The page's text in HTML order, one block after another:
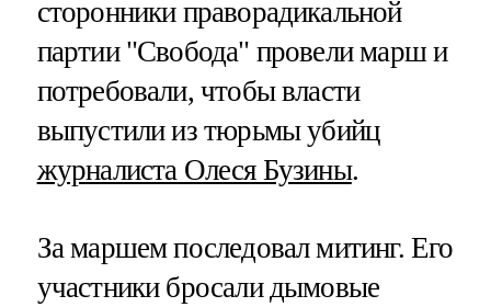
сторонники праворадикальной
партии "Свобода" провели марш и
потребовали, чтобы власти
выпустили из тюрьмы убийц
журналиста Олеся Бузины.
За маршем последовал митинг. Его
участники бросали дымовые